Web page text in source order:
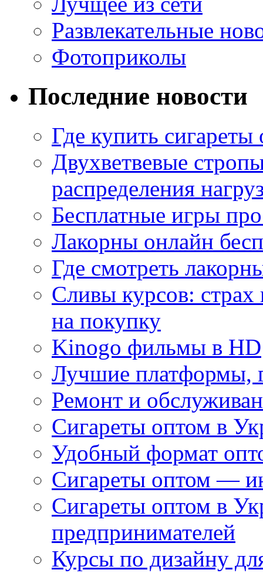
Развлекательные
Фотоприколы
Последние новости
Где купить
Двухветвевые
распределения
Бесплатные игры
Лакорны онлайн
Где смотреть
Сливы курсов:
на покупку
Kinogo фильмы в HD
Лучшие платформы,
Ремонт и
Сигареты оптом в
Удобный формат
Сигареты оптом —
Сигареты оптом в
предпринимателей
Курсы по дизайну